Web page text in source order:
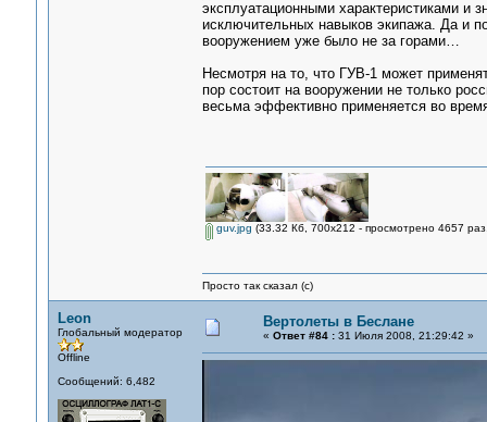
эксплуатационными характеристиками и
исключительных навыков экипажа. Да и
вооружением уже было не за горами…
Несмотря на то, что ГУВ-1 может
пор состоит на вооружении не только
весьма эффективно применяется во
guv.jpg (33.32 Кб, 700x212 - просмотрено 4657
Просто так сказал (с)
Leon
Глобальный модератор
Offline
Сообщений: 6,482
Вертолеты в Беслане
« Ответ #84 :31 Июля 2008, 21:29:42 »